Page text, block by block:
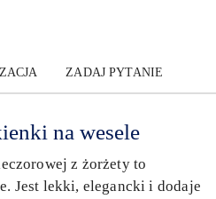
ZADAJ PYTANIE
na wesele
z żorżety to
Jest lekki, elegancki i dodaje